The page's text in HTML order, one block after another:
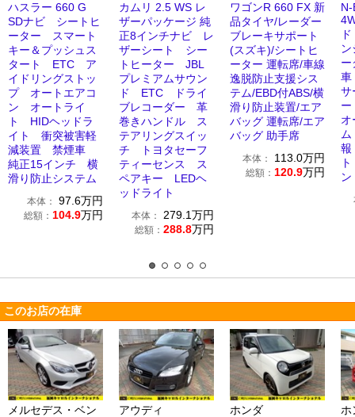
ハスラー 660 G
SDナビ シートヒ
ーター スマート
キー＆プッシュス
タート ETC ア
イドリングストッ
プ オートエアコ
ン オートライ
ト HIDヘッドラ
イト 衝突被害軽
減装置 禁煙車
純正15インチ 横
滑り防止システム
本体： 97.6万円
総額： 104.9万円
カムリ 2.5 WS レ
ザーパッケージ 純
正8インチナビ レ
ザーシート シー
トヒーター JBL
プレミアムサウン
ド ETC ドライ
ブレコーダー 革
巻きハンドル ス
テアリングスイッ
チ トヨタセーフ
ティーセンス ス
ペアキー LEDヘ
ッドライト
本体： 279.1万円
総額： 288.8万円
ワゴンR 660 FX 新
品タイヤ/レーダー
ブレーキサポート
(スズキ)/シートヒ
ーター 運転席/車線
逸脱防止支援シス
テム/EBD付ABS/横
滑り防止装置/エア
バッグ 運転席/エア
バッグ 助手席
本体： 113.0万円
総額： 120.9万円
車
サ
オ
ン
このお店の在庫
メルセデス・ベン
アウディ
ホンダ
ホ